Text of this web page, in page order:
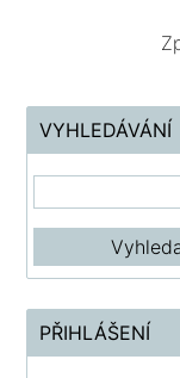
VYHLEDÁVÁNÍ
PŘIHLÁŠENÍ